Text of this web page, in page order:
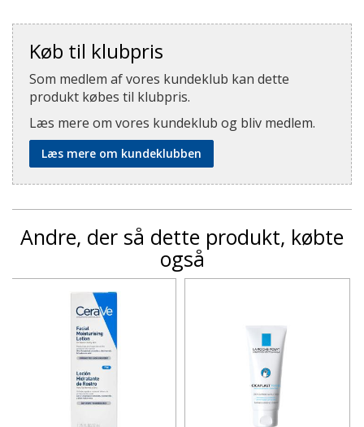
Køb til klubpris
Som medlem af vores kundeklub kan dette
produkt købes til klubpris.
Læs mere om vores kundeklub og bliv medlem.
Læs mere om kundeklubben
Andre, der så dette produkt, købte
også